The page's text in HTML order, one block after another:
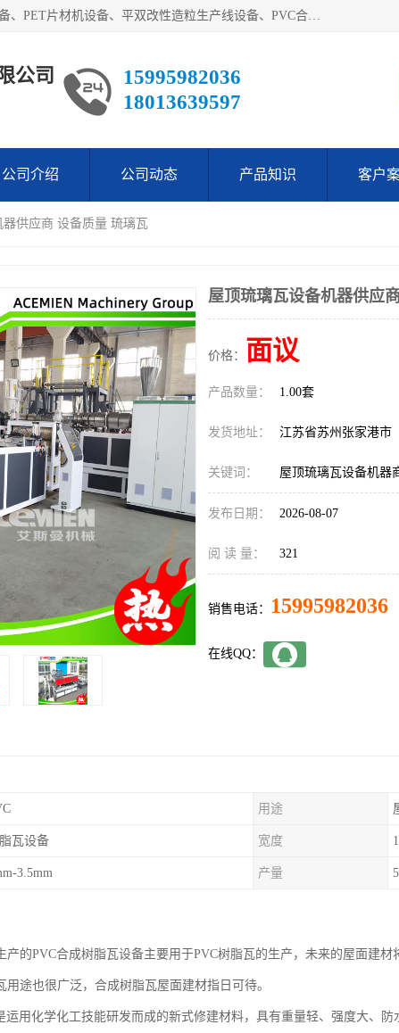
艾斯曼(张家港)技术工程设备有限公司主营业务：一次性可降解餐盒设备、PET片材机设备、平双改性造粒生产线设备、PVC合成树脂瓦设备、PP中空建筑模板设备、PVC管材设备等。成立至今，在国内我们的产品已经销售到全国所有省份，拥有多家客户，在国外产品出口到五十多个国家和地区。
公司
15995982036
18013639597
公司介绍 公司动态 产品知识 客户
供应商 设备质量 琉璃瓦
屋顶琉璃瓦设备机器供应
价格： 面议
产品数量： 1.00套
发货地址： 江苏省苏州张家港市
关键词： 屋顶琉璃瓦设备机器
发布日期： 2026-08-07
阅 读 量： 321
销售电话： 15995982036
在线QQ：
用途
瓦设备 宽度
3.5mm 产量
PVC合成树脂瓦设备主要用于PVC树脂瓦的生产，未来的屋面建材
用途也很广泛，合成树脂瓦屋面建材指日可待。
用化学化工技能研发而成的新式修建材料，具有重量轻、强度大、防